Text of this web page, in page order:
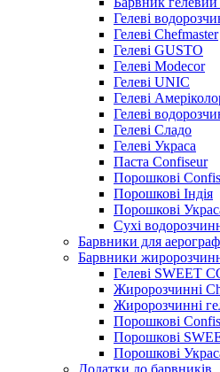
Гелеві
Гелеві Chefmaster
Гелеві GUSTO
Гелеві Modecor
Гелеві UNIC
Гелеві
Гелеві
Гелеві Сладо
Гелеві Украса
Паста Confiseur
Порошкові
Порошкові Індія
Порошкові
Сухі
Барвники для
Барвники
Гелеві SWEET
Жиророзчинні
Жиророзчинні
Порошкові
Порошкові
Порошкові
Додатки до барвників